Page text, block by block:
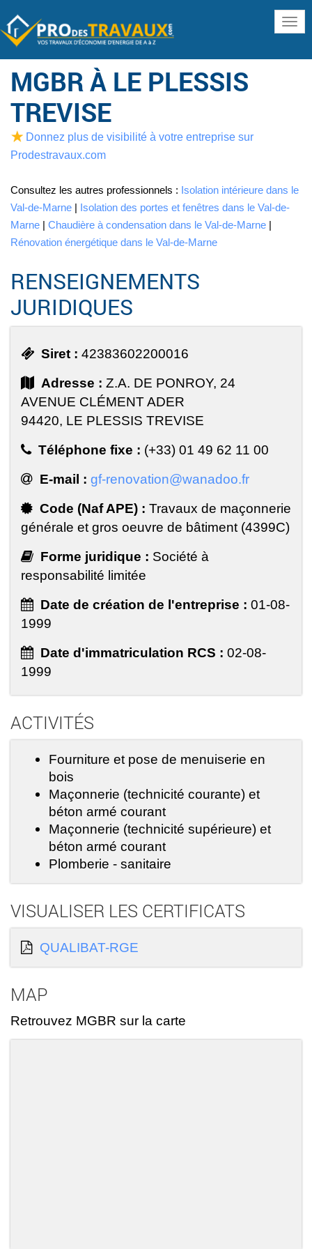
MGBR À LE PLESSIS
TREVISE
Donnez plus de visibilité à votre entreprise sur
Prodestravaux.com
Consultez les autres professionnels : Isolation intérieure dans le
Val-de-Marne | Isolation des portes et fenêtres dans le Val-de-
Marne | Chaudière à condensation dans le Val-de-Marne |
Rénovation énergétique dans le Val-de-Marne
RENSEIGNEMENTS
JURIDIQUES
Siret : 42383602200016
Adresse : Z.A. DE PONROY, 24
AVENUE CLÉMENT ADER
94420, LE PLESSIS TREVISE
Téléphone fixe : (+33) 01 49 62 11 00
E-mail : gf-renovation@wanadoo.fr
Code (Naf APE) : Travaux de maçonnerie
générale et gros oeuvre de bâtiment (4399C)
Forme juridique : Société à
responsabilité limitée
Date de création de l'entreprise : 01-08-
1999
Date d'immatriculation RCS : 02-08-
1999
ACTIVITÉS
Fourniture et pose de menuiserie en
bois
Maçonnerie (technicité courante) et
béton armé courant
Maçonnerie (technicité supérieure) et
béton armé courant
Plomberie - sanitaire
VISUALISER LES CERTIFICATS
QUALIBAT-RGE
MAP
Retrouvez MGBR sur la carte